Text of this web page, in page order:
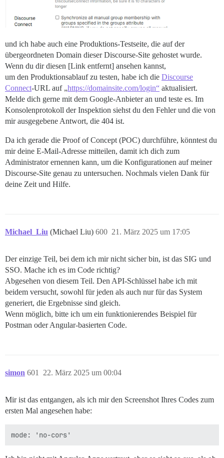
und ich habe auch eine Produktions-Testseite, die auf der
übergeordneten Domain dieser Discourse-Site gehostet wurde.
Wenn du dir diesen [Link entfernt] ansehen kannst,
um den Produktionsablauf zu testen, habe ich die Discourse
Connect-URL auf „https://domainsite.com/login“ aktualisiert.
Melde dich gerne mit dem Google-Anbieter an und teste es. Im
Konsolenprotokoll der Inspektion siehst du den Fehler und die von
mir ausgegebene Antwort, die 404 ist.
Da ich gerade die Proof of Concept (POC) durchführe, könntest du
mir deine E-Mail-Adresse mitteilen, damit ich dich zum
Administrator ernennen kann, um die Konfigurationen auf meiner
Discourse-Site genau zu untersuchen. Nochmals vielen Dank für
deine Zeit und Hilfe.
Michael_Liu (Michael Liu) 21. März 2025 um 17:05
600
Der einzige Teil, bei dem ich mir nicht sicher bin, ist das SIG und
SSO. Mache ich es im Code richtig?
Abgesehen von diesem Teil. Den API-Schlüssel habe ich mit
beidem versucht, sowohl für jeden als auch nur für das System
generiert, die Ergebnisse sind gleich.
Wenn möglich, bitte ich um ein funktionierendes Beispiel für
Postman oder Angular-basierten Code.
simon 22. März 2025 um 00:04
601
Mir ist das entgangen, als ich mir den Screenshot Ihres Codes zum
ersten Mal angesehen habe: